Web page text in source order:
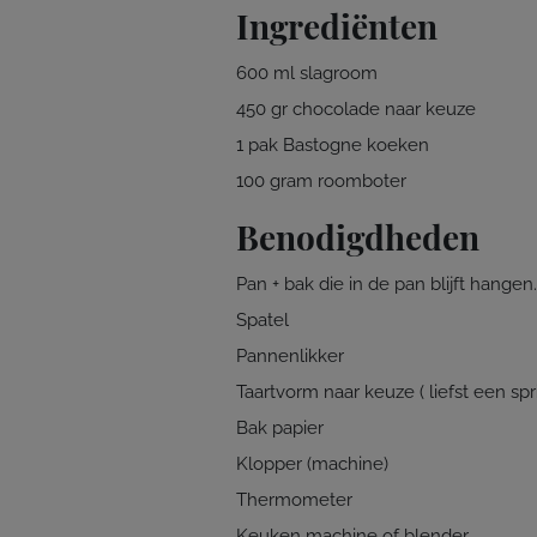
Ingrediënten
600 ml slagroom
450 gr chocolade naar keuze
1 pak Bastogne koeken
100 gram roomboter
Benodigdheden
Pan + bak die in de pan blijft hangen.
Spatel
Pannenlikker
Taartvorm naar keuze ( liefst een
Bak papier
Klopper (machine)
Thermometer